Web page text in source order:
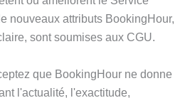
nouveaux attributs BookingHour,
sont soumises aux CGU.
que BookingHour ne donne
l'actualité, l'exactitude,